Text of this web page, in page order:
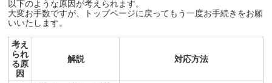
以下のような原因が考えられます。
大変お手数ですが、トップページに戻ってもう一度お手続きをお願
いいたします。
考え
られ
る原
因
解説 対応方法